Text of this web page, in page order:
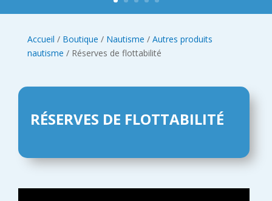
Accueil / Boutique / Nautisme / Autres produits
nautisme / Réserves de flottabilité
RÉSERVES DE FLOTTABILITÉ